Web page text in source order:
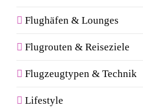
Flughäfen & Lounges
Flugrouten & Reiseziele
Flugzeugtypen & Technik
Lifestyle